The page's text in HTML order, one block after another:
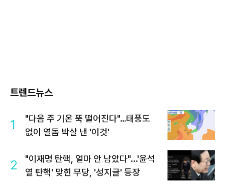
트렌드뉴스
1
"다음 주 기온 뚝 떨어진다"…태풍도
없이 열돔 박살 낸 '이것'
2
"이재명 탄핵, 얼마 안 남았다"...'윤석
열 탄핵' 맞힌 무당, '성지글' 등장